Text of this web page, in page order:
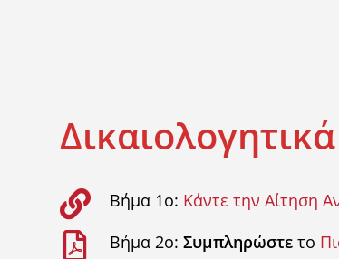
Δικαιολογητικά
Βήμα 1ο: Κάντε την Αίτηση
Βήμα 2ο:Συμπληρώστε το